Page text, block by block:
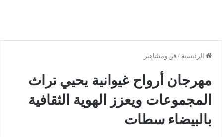
الرئيسية / فن ومشاهير
مهرجان أرواح غيوانية يحيي تراث
المجموعات ويعزز الهوية الثقافية
بالبيضاء سطات